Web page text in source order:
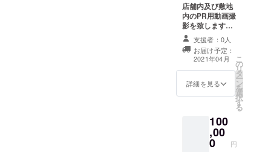
店舗内及び敷地
内のPR用動画撮
影を致します！
（4フライト・
12分ずつ） ※交
通費・宿泊費用
は別途です。 撮
影日程などは
メールで随時決
支援者：0人
お届け予定：
2021年04月
詳細を見る
こ
の
リ
タ
ー
ン
を
選
択
す
る
100
,00
0 円